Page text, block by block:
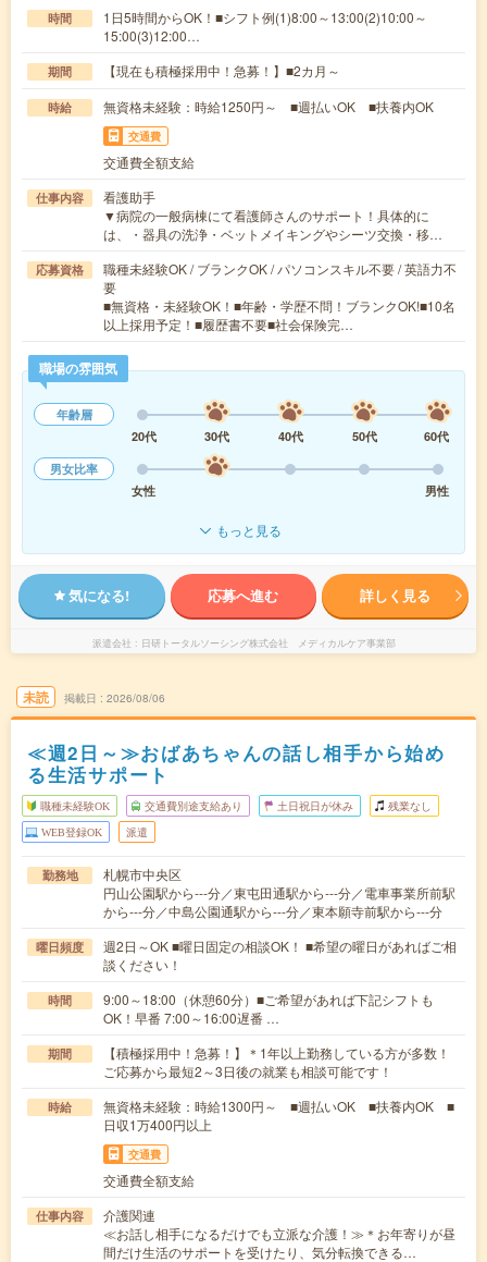
時間
1日5時間からOK！■シフト例(1)8:00～13:00(2)10:00～
15:00(3)12:00…
期間 【現在も積極採用中！急募！】■2カ月～
時給 無資格未経験：時給1250円～ ■週払いOK ■扶養内OK
交通費
交通費全額支給
仕事内容
看護助手
▼病院の一般病棟にて看護師さんのサポート！具体的に
は、・器具の洗浄・ベットメイキングやシーツ交換・移…
応募資格
職種未経験OK / ブランクOK / パソコンスキル不要 / 英語力不
要
■無資格・未経験OK！■年齢・学歴不問！ブランクOK!■10名
以上採用予定！■履歴書不要■社会保険完…
職場の雰囲気
年齢層
20代
30代 40代 50代
60代
男女比率
女性
男性
もっと見る
気になる! 応募へ進む 詳しく見る
派遣会社 日研トータルソーシング株式会社 メディカルケア事業部
未読 掲載日 2026/08/06
≪週2日～≫おばあちゃんの話し相手から始め
る生活サポート
職種未経験OK 交通費別途支給あり 土日祝日が休み 残業なし
WEB登録OK 派遣
勤務地
札幌市中央区
円山公園駅から---分／東屯田通駅から---分／電車事業所前駅
から---分／中島公園通駅から---分／東本願寺前駅から---分
曜日頻度
週2日～OK ■曜日固定の相談OK！ ■希望の曜日があればご相
談ください！
時間
9:00～18:00（休憩60分）■ご希望があれば下記シフトも
OK！早番 7:00～16:00遅番 …
期間
【積極採用中！急募！】＊1年以上勤務している方が多数！
ご応募から最短2～3日後の就業も相談可能です！
時給
無資格未経験：時給1300円～ ■週払いOK ■扶養内OK ■
日収1万400円以上
交通費
交通費全額支給
仕事内容
介護関連
≪お話し相手になるだけでも立派な介護！≫＊お年寄りが昼
間だけ生活のサポートを受けたり、気分転換できる…